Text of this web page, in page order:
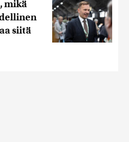
mikä
siitä